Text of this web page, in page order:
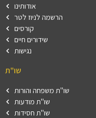
אודותינו
הרשמה לניוז לטר
קורסים
שידורים חיים
נגישות
שו"ת
שו"ת משפחה והורות
שו"ת מודעות
שו"ת חסידות